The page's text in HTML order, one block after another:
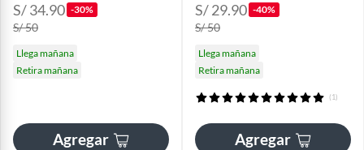
S/ 34.90 -30%
S/ 50
Llega mañana
Retira mañana
Agregar
S/ 29.90 -40%
S/ 50
Llega mañana
Retira mañana
(1)
Agregar